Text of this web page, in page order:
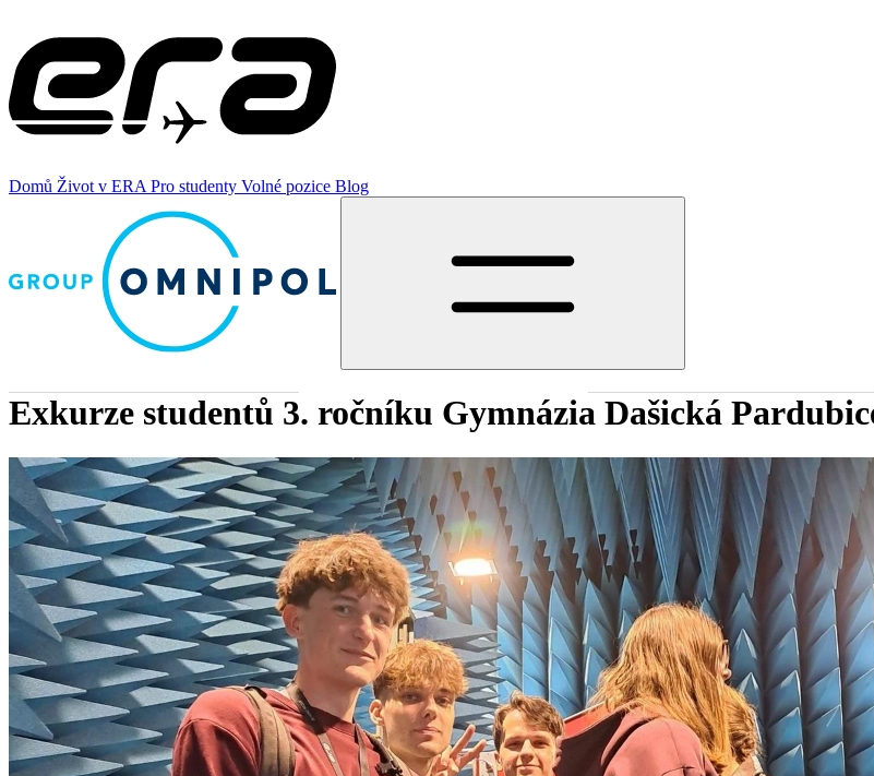
Domů Život v ERA Pro studenty Volné pozice Blog
Exkurze studentů 3. ročníku Gymnázia Dašická